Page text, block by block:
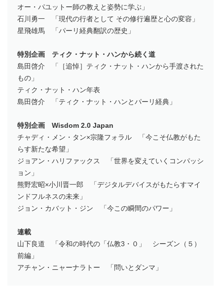
オー・パユットー師の教えと姿勢に学ぶ」
石川勇一 「現代の行者として その修行遍歴と心の変容」
星飛雄馬 「パーリ経典翻訳の歴史」
特別企画 ティク・ナット・ハンから続く道
島田啓介 「［追悼］ティク・ナット・ハンから手渡された
もの」
ティク・ナット・ハン年表
島田啓介 「ティク・ナット・ハンとパーリ経典」
特別企画 Wisdom 2.0 Japan
チャディ・メン・タン×宗隆フォラル 「今こそ仏教がもた
らす新たな希望」
ジョアン・ハリファックス 「世界を変えていくコンパッシ
ョン」
熊野宏昭×小川晋一郎 「デジタルデバイスがもたらすマイ
ンドフルネスの未来」
ジョン・カバット・ジン 「今この瞬間のパワー」
連載
山下良道 「令和の時代の「仏教3・０」 シーズン（５）
前編」
アチャン・ニャーナラトー 「問いとダンマ」